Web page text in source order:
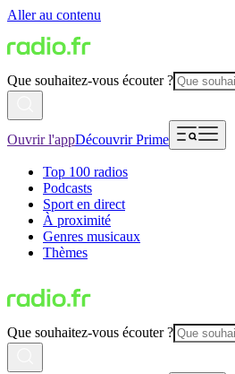
Aller au contenu
Que souhaitez-vous écouter ?
Ouvrir l'appDécouvrir Prime
Top 100 radios
Podcasts
Sport en direct
À proximité
Genres musicaux
Thèmes
Que souhaitez-vous écouter ?